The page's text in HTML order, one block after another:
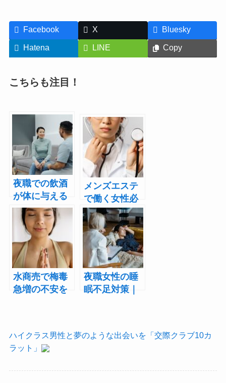
Facebook X
Bluesky
Hatena
LINE Copy
こちらも注目！
夜職での飲酒
が体に与える
影響とは？健
康リスクと対
策を専門医が
解説
メンズエステ
で働く女性必
見｜性病リス
クと正しい予
防・対処法
水商売で梅毒
急増の不安を
夜職女性の睡
眠不足対策｜
ハイクラス男性と夢のような出会いを「交際クラブ10カ
ラット」